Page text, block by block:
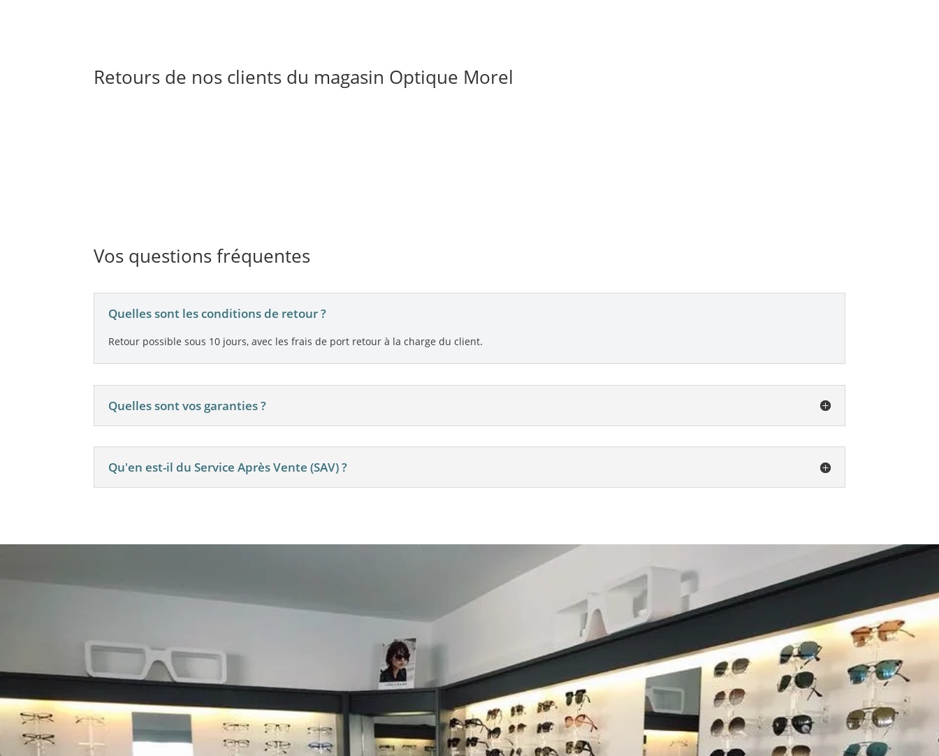
Retours de nos clients du magasin Optique Morel
Vos questions fréquentes
Quelles sont les conditions de retour ?
Retour possible sous 10 jours, avec les frais de port retour à la charge du client.
Quelles sont vos garanties ?
Qu'en est-il du Service Après Vente (SAV) ?
NOTRE MAGASIN
D’OPTIQUE
DU MARDI AU VENDREDI
CONTACT
TÉLÉPHONE
04 90 66 78 79
EMAIL